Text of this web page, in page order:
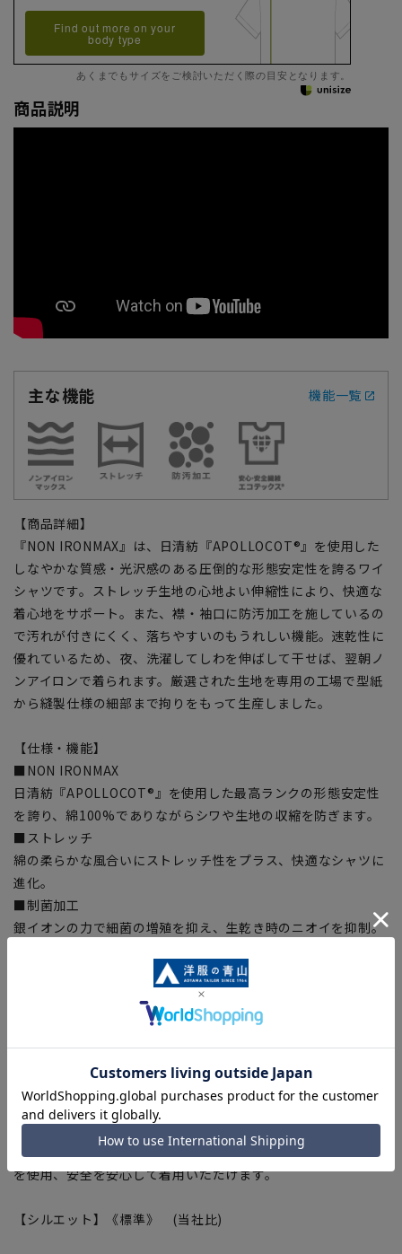
Find out more on your
body type
あくまでもサイズをご検討いただく際の目安となります。
商品説明
主な機能 機能一覧
【商品詳細】
『NON IRONMAX』は、日清紡『APOLLOCOT®』を使用した
しなやかな質感・光沢感のある圧倒的な形態安定性を誇るワイ
シャツです。ストレッチ生地の心地よい伸縮性により、快適な
着心地をサポート。また、襟・袖口に防汚加工を施しているの
で汚れが付きにくく、落ちやすいのもうれしい機能。速乾性に
優れているため、夜、洗濯してしわを伸ばして干せば、翌朝ノ
ンアイロンで着られます。厳選された生地を専用の工場で型紙
から縫製仕様の細部まで拘りをもって生産しました。
【仕様・機能】
■NON IRONMAX
日清紡『APOLLOCOT®』を使用した最高ランクの形態安定性
を誇り、綿100%でありながらシワや生地の収縮を防ぎます。
■ストレッチ
綿の柔らかな風合いにストレッチ性をプラス、快適なシャツに
進化。
■制菌加工
銀イオンの力で細菌の増殖を抑え、生乾き時のニオイを抑制。
皮脂などの油汚れなどを落としやすくします。
※制菌・防汚加工は、100回洗っても効果が継続します。(SEK
厳しい分析試験にクリアし世界最高水準の安全な繊維製品の証
「OEKO-TEX®STANDARD100」に認証された素材を使用しま
した。生地から付属まですべてが厳しい基準をクリアした素材
を使用、安全を安心して着用いただけます。
【シルエット】《標準》 (当社比)